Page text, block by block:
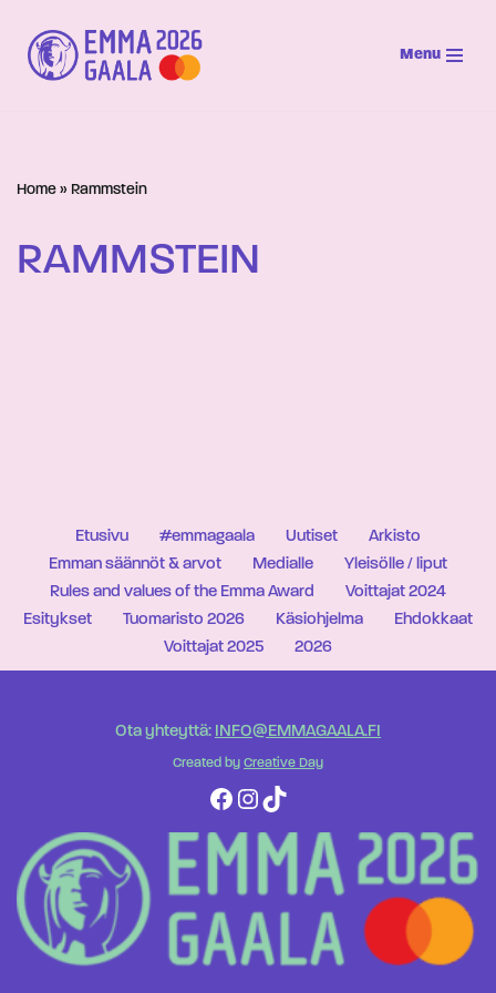
Siirry
suoraan
Menu
Home » Rammstein
RAMMSTEIN
Etusivu #emmagaala Uutiset
Arkisto
Emman säännöt & arvot
Medialle
Yleisölle / liput
Rules and values of the Emma Award
Voittajat 2024
Esitykset
Tuomaristo 2026 Käsiohjelma
Ehdokkaat
Voittajat 2025
2026
Ota yhteyttä: INFO@EMMAGAALA.FI
Created by Creative Day